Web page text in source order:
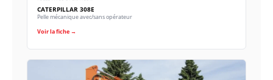
CATERPILLAR 308E
Pelle mécanique avec/sans opérateur
Voir la fiche →